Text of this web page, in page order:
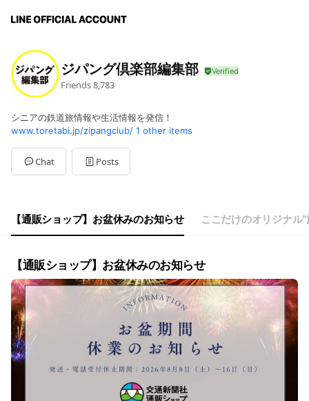
ジパング倶楽部編集部
Friends8,783
シニアの鉄道旅情報や生活情報を発信！
www.toretabi.jp/zipangclub/ 1 other items
Chat Posts
【通販ショップ】お盆休みのお知らせ ここだけのオリジナル
【通販ショップ】お盆休みのお知らせ